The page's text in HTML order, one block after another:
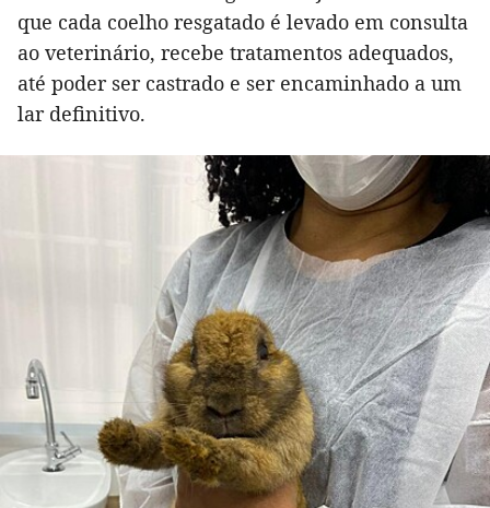
que cada coelho resgatado é levado em consulta
ao veterinário, recebe tratamentos adequados,
até poder ser castrado e ser encaminhado a um
lar definitivo.